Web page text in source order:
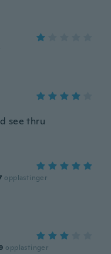
see thru
opplastinger
opplastinger